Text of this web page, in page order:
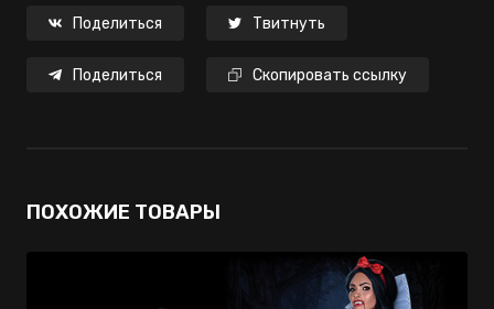
Поделиться Твитнуть
Поделиться Скопировать ссылку
ПОХОЖИЕ ТОВАРЫ